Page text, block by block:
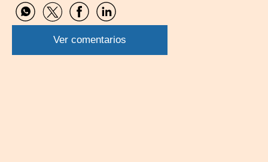
Compartir
por
WhatsApp
Compartir
por
Twitter
Compartir
por
Facebook
Compartir
por
Linkedin
Ver comentarios